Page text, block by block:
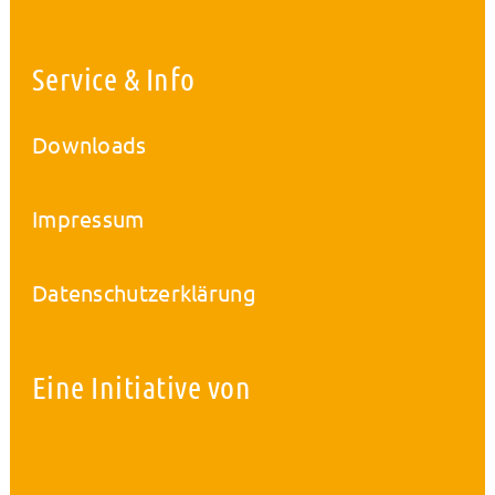
Service & Info
Downloads
Impressum
Datenschutzerklärung
Eine Initiative von